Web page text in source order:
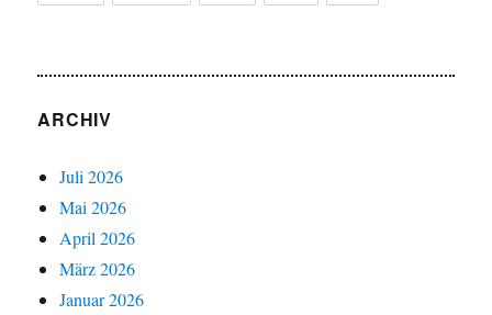
ARCHIV
Juli 2026
Mai 2026
April 2026
März 2026
Januar 2026